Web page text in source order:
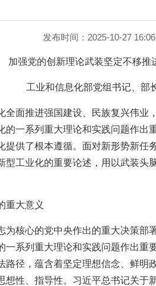
发布时间：2025-10-27 16:06
加强党的创新理论武装坚定不移推
工业和信息化部党组书记、部
全面推进强国建设、民族复兴伟业
的一系列重大理论和实践问题作出
提供了根本遵循。面对新形势新任
型工业化的重要论述，用以武装头
重大意义
为核心的党中央作出的重大决策部
一系列重大理论和实践问题作出重
路径，蕴含着坚定理想信念、鲜明
想性、指导性。习近平总书记关于